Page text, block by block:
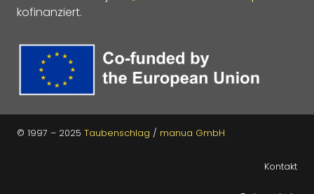
kofinanziert.
© 1997 – 2025 Taubenschlag / manua GmbH
Kontakt